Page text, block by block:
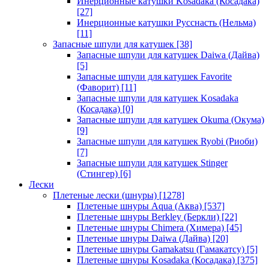
[27]
Инерционные катушки Русснасть (Нельма)
[11]
Запасные шпули для катушек [38]
Запасные шпули для катушек Daiwa (Дайва)
[5]
Запасные шпули для катушек Favorite
(Фаворит) [11]
Запасные шпули для катушек Kosadaka
(Косадака) [0]
Запасные шпули для катушек Okuma (Окума)
[9]
Запасные шпули для катушек Ryobi (Риоби)
[7]
Запасные шпули для катушек Stinger
(Стингер) [6]
Лески
Плетеные лески (шнуры) [1278]
Плетеные шнуры Aqua (Аква) [537]
Плетеные шнуры Berkley (Беркли) [22]
Плетеные шнуры Chimera (Химера) [45]
Плетеные шнуры Daiwa (Дайва) [20]
Плетеные шнуры Gamakatsu (Гамакатсу) [5]
Плетеные шнуры Kosadaka (Косадака) [375]